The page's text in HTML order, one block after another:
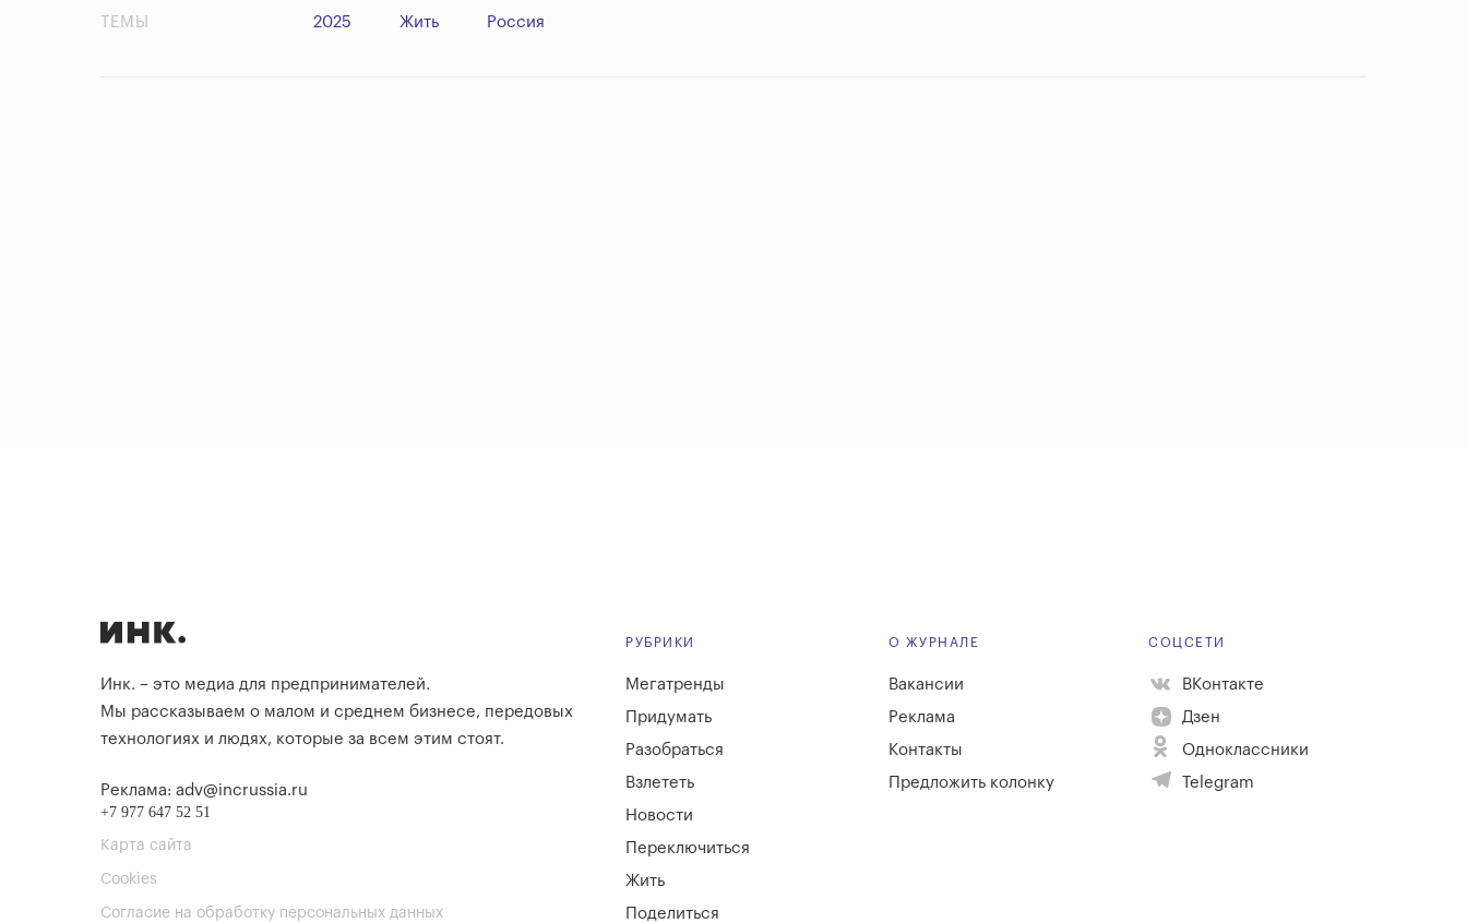
ТЕМЫ 2025 Жить Россия
Инк. – это медиа для предпринимателей.
Мы рассказываем о малом и среднем бизнесе, передовых
технологиях и людях, которые за всем этим стоят.
Реклама: adv@incrussia.ru
+7 977 647 52 51
Карта сайта
Cookies
Согласие на обработку персональных данных
РУБРИКИ
Мегатренды
Придумать
Разобраться
Взлететь
Новости
Переключиться
Жить
Поделиться
О ЖУРНАЛЕ
Вакансии
Реклама
Контакты
Предложить колонку
СОЦСЕТИ
ВКонтакте
Дзен
Одноклассники
Telegram